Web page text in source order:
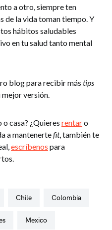
a otro, siempre ten
de la vida toman tiempo. Y
hábitos saludables
en tu salud tanto mental
blog para recibir más tips
mejor versión.
casa? ¿Quieres rentaro
a mantenertefit, también te
escríbenos para
chile colombia
mexico